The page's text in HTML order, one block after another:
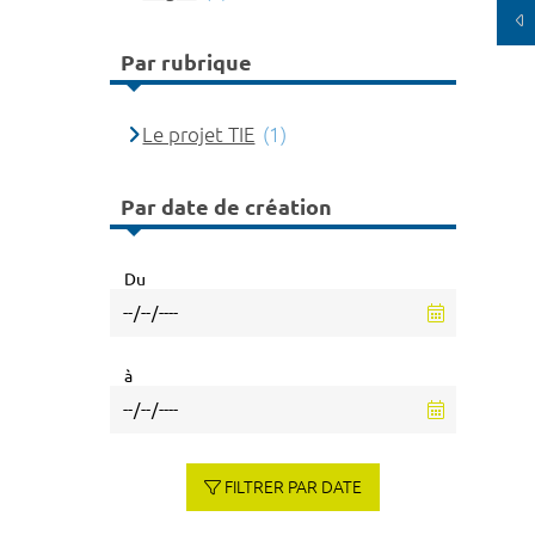
Par rubrique
Le projet TIE (1)
Par date de création
Du
à
FILTRER PAR DATE